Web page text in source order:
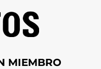
MIEMBRO